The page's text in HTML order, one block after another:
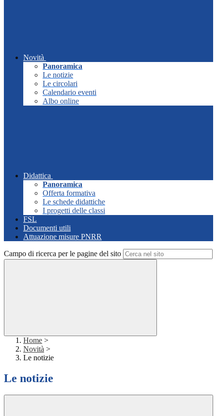
Novità
Panoramica
Le notizie
Le circolari
Calendario eventi
Albo online
Didattica
Panoramica
Offerta formativa
Le schede didattiche
I progetti delle classi
FSL
Documenti utili
Attuazione misure PNRR
Campo di ricerca per le pagine del sito
Home >
Novità >
Le notizie
Le notizie